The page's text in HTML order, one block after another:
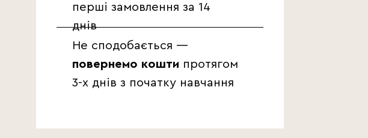
Не сподобається —
повернемо кошти протягом
3-х днів з початку навчання
перші замовлення за 14
днів